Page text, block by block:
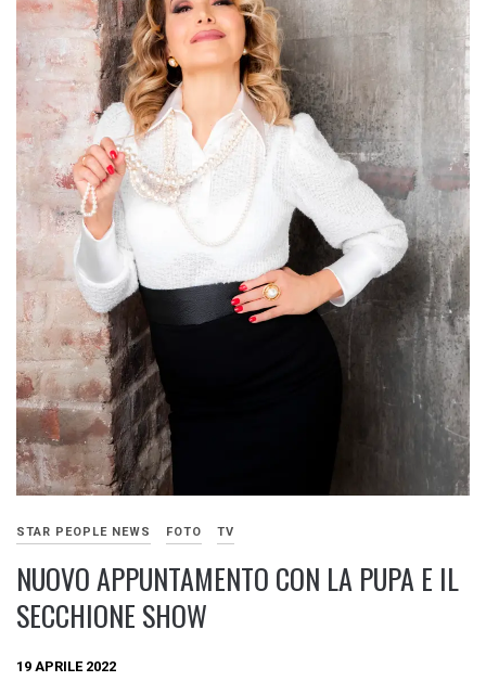
STAR PEOPLE NEWS FOTO TV
NUOVO APPUNTAMENTO CON LA PUPA E IL
SECCHIONE SHOW
19 APRILE 2022